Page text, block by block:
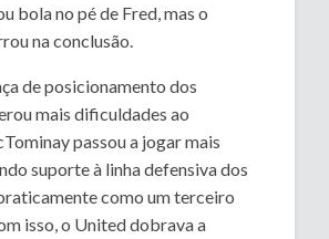
bola no pé de Fred, mas o
na conclusão.
de posicionamento dos
mais dificuldades ao
passou a jogar mais
suporte à linha defensiva dos
como um terceiro
isso, o United dobrava a